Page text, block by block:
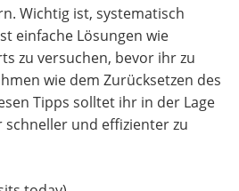
Wichtig ist, systematisch
einfache Lösungen wie
zu versuchen, bevor ihr zu
wie dem Zurücksetzen des
Tipps solltet ihr in der Lage
schneller und effizienter zu